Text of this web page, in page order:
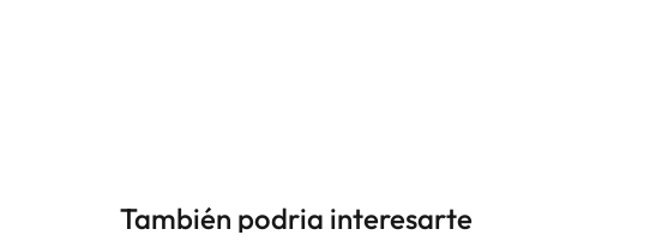
También podria interesarte